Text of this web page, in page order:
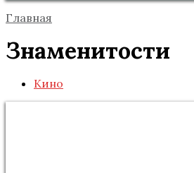
Главная
Знаменитости
Кино